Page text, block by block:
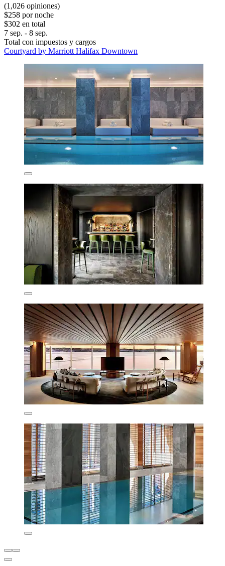
(1,026 opiniones)
$258 por noche
$302 en total
7 sep. - 8 sep.
Total con impuestos y cargos
Courtyard by Marriott Halifax Downtown